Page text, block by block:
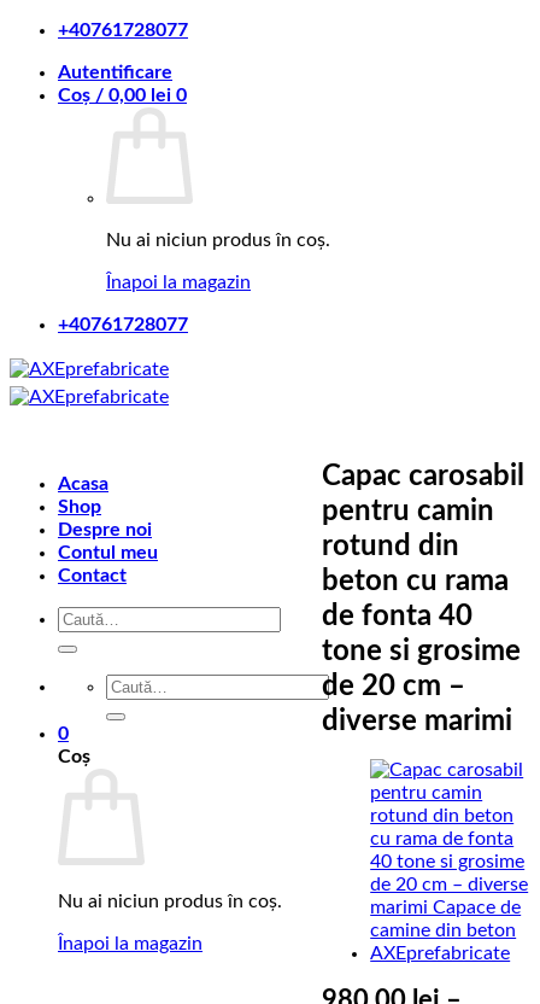
Skip
content
+40761728077
Autentificare
Coș / 0,00 lei 0
Nu ai niciun produs în coș.
Înapoi la magazin
+40761728077
Acasa
Shop
Despre noi
Contul meu
Contact
Caută
Caută
0
Coș
Nu ai niciun produs în coș.
Înapoi la magazin
Capac carosabil
pentru camin
rotund din
beton cu rama
de fonta 40
tone si grosime
de 20 cm –
diverse marimi